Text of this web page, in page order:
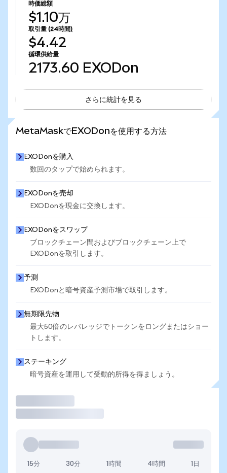
時価総額
$1.10万
取引量 (24時間)
$4.42
循環供給量
2173.60 EXODon
さらに統計を見る
MetaMaskでEXODonを使用する方法
EXODonを購入
数回のタップで始められます。
EXODonを売却
EXODonを現金に交換します。
EXODonをスワップ
ブロックチェーン間およびブロックチェーン上で
EXODonを取引します。
予測
EXODonと暗号資産予測市場で取引します。
無期限先物
最大50倍のレバレッジでトークンをロングまたはショー
トします。
ステーキング
暗号資産を運用して受動的所得を得ましょう。
15分 30分 1時間 4時間 1日